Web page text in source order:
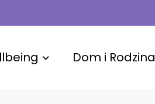
Dom i Rodzina